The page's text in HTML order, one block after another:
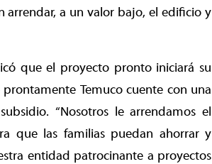
arrendar, a un valor bajo, el edificio y
que el proyecto pronto iniciará su
Temuco cuente con una
“Nosotros le arrendamos el
que las familias puedan ahorrar y
entidad patrocinante a proyectos